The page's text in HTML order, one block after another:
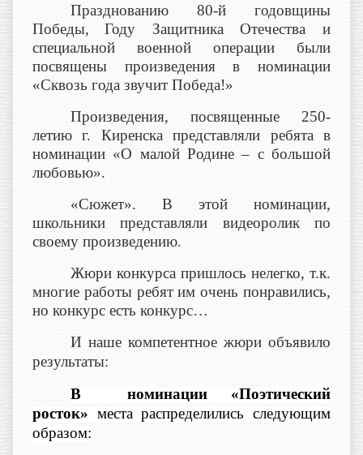
Празднованию 80-й годовщины
Победы,
Году Защитника Отечества и
специальной военной операции были
посвящены произведения в номинации
«Сквозь года звучит Победа!»
Произведения, посвященные 250-
летию г. Киренска представляли ребята в
номинации «О малой Родине – с большой
любовью».
«Сюжет». В этой номинации,
школьники представляли видеоролик по
своему произведению.
Жюри конкурса пришлось нелегко, т.к.
многие работы ребят им очень понравились,
но конкурс есть конкурс…
И наше компетентное жюри объявило
результаты:
В номинации «Поэтический
росток» места распределились следующим
образом: